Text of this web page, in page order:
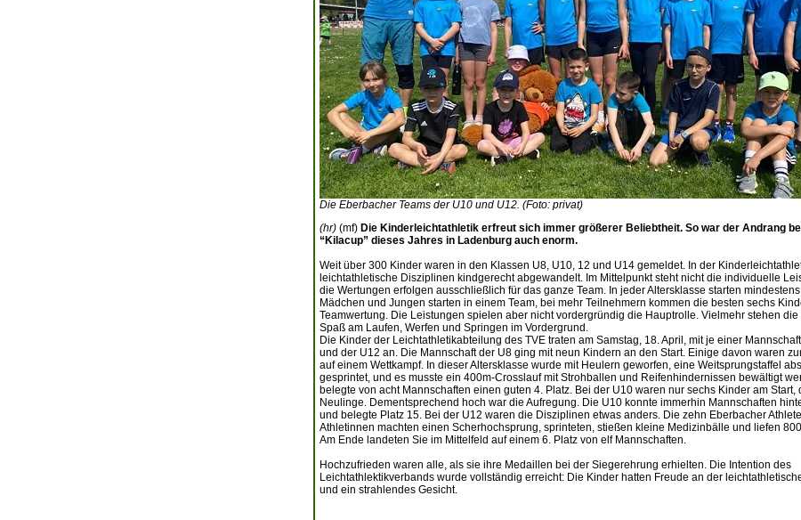
Die Eberbacher Teams der U10 und U12. (Foto: privat)
(hr) (mf) Die Kinderleichtathletik erfreut sich immer größerer Beliebtheit. So war der Andrang
“Kilacup” dieses Jahres in Ladenburg auch enorm.
Weit über 300 Kinder waren in den Klassen U8, U10, 12 und U14 gemeldet. In der
leichtathletische Disziplinen kindgerecht abgewandelt. Im Mittelpunkt steht nicht die individuelle
die Wertungen erfolgen ausschließlich für das ganze Team. In jeder Altersklasse starten
Mädchen und Jungen starten in einem Team, bei mehr Teilnehmern kommen die besten sechs
Teamwertung. Die Leistungen spielen aber nicht vordergründig die Hauptrolle. Vielmehr stehen
Spaß am Laufen, Werfen und Springen im Vordergrund.
Die Kinder der Leichtathletikabteilung des TVE traten am Samstag, 18. April, mit je einer
und der U12 an. Die Mannschaft der U8 ging mit neun Kindern an den Start. Einige davon waren
auf einem Wettkampf. In dieser Altersklasse wurde mit Heulern geworfen, eine Weitsprungstaffel
gesprintet, und es musste ein 400m-Crosslauf mit Strohballen und Reifenhindernissen bewältigt
belegte von acht Mannschaften einen guten 4. Platz. Bei der U10 waren nur sechs Kinder am Start,
Neulinge. Dementsprechend hoch war die Aufregung. Die U10 konnte immerhin Mannschaften
und belegte Platz 15. Bei der U12 waren die Disziplinen etwas anders. Die zehn Eberbacher
Athletinnen machten einen Scherhochsprung, sprinteten, stießen kleine Medizinbälle und liefen
Am Ende landeten Sie im Mittelfeld auf einem 6. Platz von elf Mannschaften.
Hochzufrieden waren alle, als sie ihre Medaillen bei der Siegerehrung erhielten. Die Intention des
Leichtathlektikverbands wurde vollständig erreicht: Die Kinder hatten Freude an der
und ein strahlendes Gesicht.